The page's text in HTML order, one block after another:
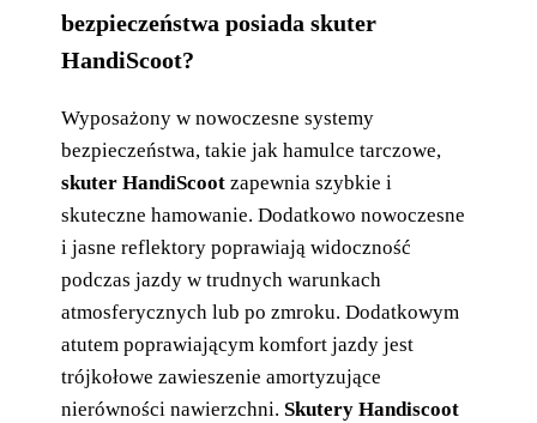
bezpieczeństwa posiada skuter
HandiScoot?
Wyposażony w nowoczesne systemy
bezpieczeństwa, takie jak hamulce tarczowe,
skuter HandiScoot zapewnia szybkie i
skuteczne hamowanie. Dodatkowo nowoczesne
i jasne reflektory poprawiają widoczność
podczas jazdy w trudnych warunkach
atmosferycznych lub po zmroku. Dodatkowym
atutem poprawiającym komfort jazdy jest
trójkołowe zawieszenie amortyzujące
nierówności nawierzchni.Skutery Handiscoot